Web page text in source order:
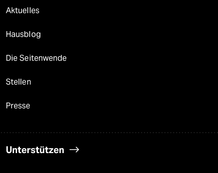
Aktuelles
Hausblog
Die Seitenwende
Stellen
Presse
Unterstützen